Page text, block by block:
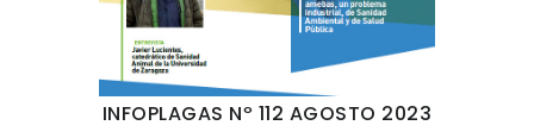
INFOPLAGAS Nº 112 AGOSTO 2023